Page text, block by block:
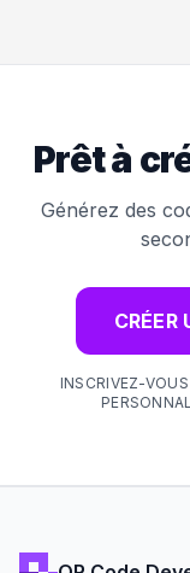
Prêt à
Générez des
CRÉER
INSCRIVEZ-